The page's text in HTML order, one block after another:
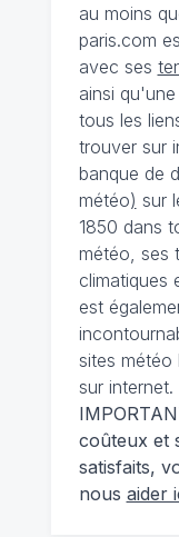
au moins
paris.com
avec ses
ainsi
tous les
trouver sur
banque de
météo) sur
1850 dans
météo, ses
climatiques
est
sites météo
sur internet.
coûteux et
satisfaits,
nous aider